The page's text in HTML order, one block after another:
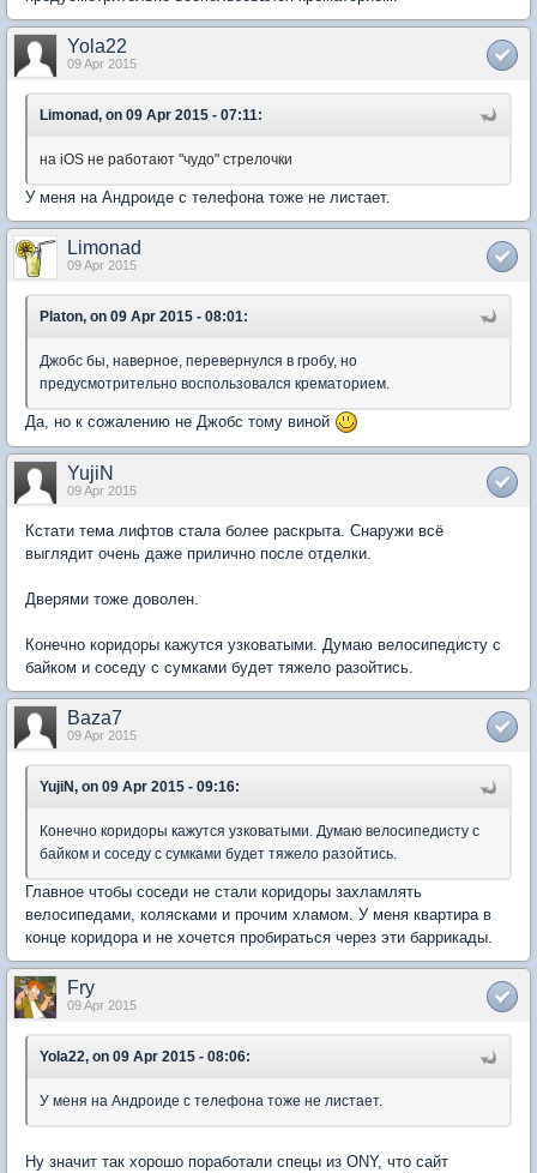
Yola22
09 Apr 2015
Limonad, on 09 Apr 2015 - 07:11:
на iOS не работают "чудо" стрелочки
У меня на Андроиде с телефона тоже не листает.
Limonad
09 Apr 2015
Platon, on 09 Apr 2015 - 08:01:
Джобс бы, наверное, перевернулся в гробу, но
предусмотрительно воспользовался крематорием.
Да, но к сожалению не Джобс тому виной
YujiN
09 Apr 2015
Кстати тема лифтов стала более раскрыта. Снаружи всё
выглядит очень даже прилично после отделки.
Дверями тоже доволен.
Конечно коридоры кажутся узковатыми. Думаю велосипедисту с
байком и соседу с сумками будет тяжело разойтись.
Baza7
09 Apr 2015
YujiN, on 09 Apr 2015 - 09:16:
Конечно коридоры кажутся узковатыми. Думаю велосипедисту с
байком и соседу с сумками будет тяжело разойтись.
Главное чтобы соседи не стали коридоры захламлять
велосипедами, колясками и прочим хламом. У меня квартира в
конце коридора и не хочется пробираться через эти баррикады.
Fry
09 Apr 2015
Yola22, on 09 Apr 2015 - 08:06:
У меня на Андроиде с телефона тоже не листает.
Ну значит так хорошо поработали спецы из ONY, что сайт